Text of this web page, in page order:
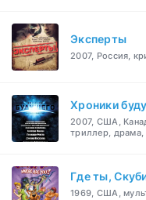
Эксперты
2007, Россия,
Хроники
2007, США,
триллер, драма,
Где ты,
1969, США,